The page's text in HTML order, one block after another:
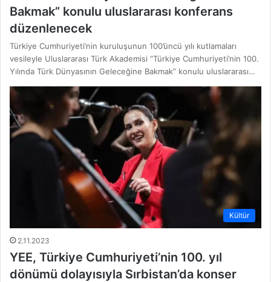
Bakmak” konulu uluslararası konferans
düzenlenecek
Türkiye Cumhuriyeti’nin kuruluşunun 100’üncü yılı kutlamaları
vesileyle Uluslararası Türk Akademisi “Türkiye Cumhuriyeti’nin 100.
Yılında Türk Dünyasının Geleceğine Bakmak” konulu uluslararası…
Kültür
2.11.2023
YEE, Türkiye Cumhuriyeti’nin 100. yıl
dönümü dolayısıyla Sırbistan’da konser